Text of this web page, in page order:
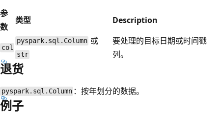
参
数
类型 Description
col
pyspark.sql.Column 或
str
要处理的目标日期或时间戳
列。
退货
pyspark.sql.Column ：按年划分的数据。
例子